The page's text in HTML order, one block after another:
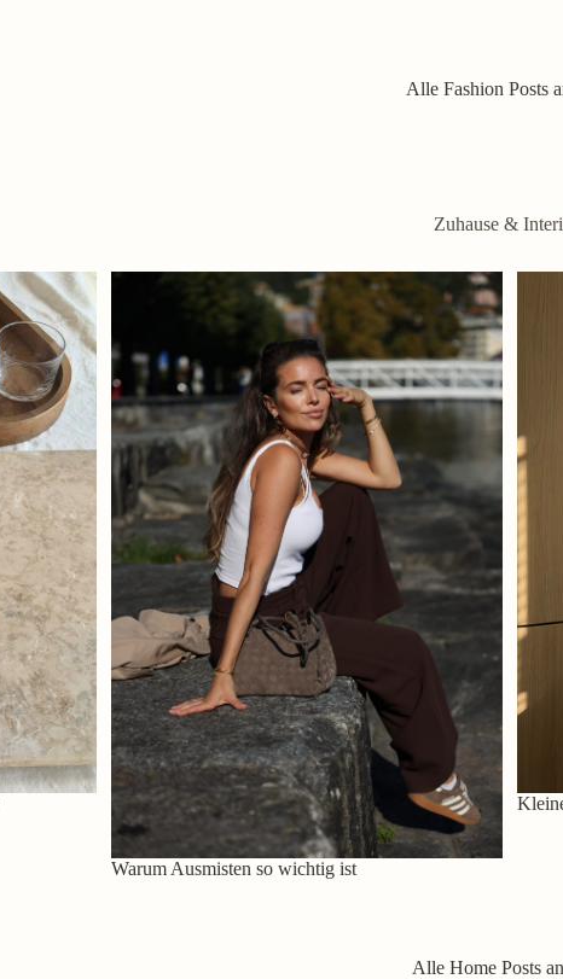
Alle Fashion Posts
Zuhause &
Warum Ausmisten so wichtig ist
Alle Home Posts